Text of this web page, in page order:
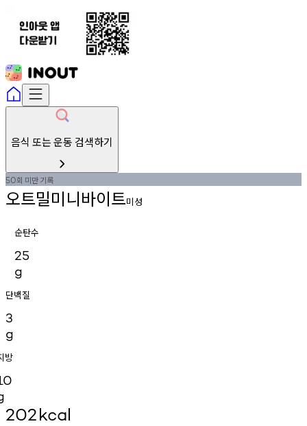
음식 또는 운동 검색하기
50회 미만기록
오트밀미니바이트미성
순탄수
25
g
단백질
3
g
방
202kcal